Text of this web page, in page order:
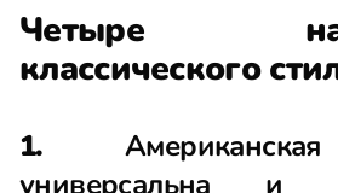
Четыре
классического
1.
универсальна и